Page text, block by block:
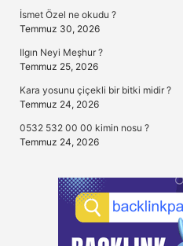
İsmet Özel ne okudu ?
Temmuz 30, 2026
Ilgın Neyi Meşhur ?
Temmuz 25, 2026
Kara yosunu çiçekli bir bitki midir ?
Temmuz 24, 2026
0532 532 00 00 kimin nosu ?
Temmuz 24, 2026